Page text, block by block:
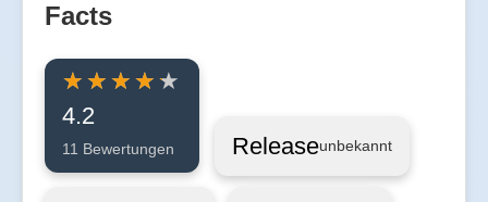
Facts
4.2
11 Bewertungen Releaseunbekannt